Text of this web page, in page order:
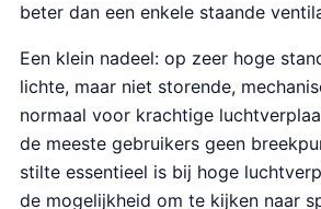
beter dan een enkele staande
Een klein nadeel: op zeer hoge
lichte, maar niet storende,
normaal voor krachtige
de meeste gebruikers geen
stilte essentieel is bij hoge
de mogelijkheid om te kijken naar